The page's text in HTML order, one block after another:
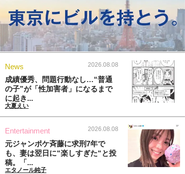
News 2026.08.08
成績優秀、問題行動なし…“普通
の子”が「性加害者」になるまで
に起き...
大夏えい
Entertainment 2026.08.08
元ジャンポケ斉藤に求刑7年で
も、妻は翌日に“楽しすぎた“と投
稿。「...
エタノール純子